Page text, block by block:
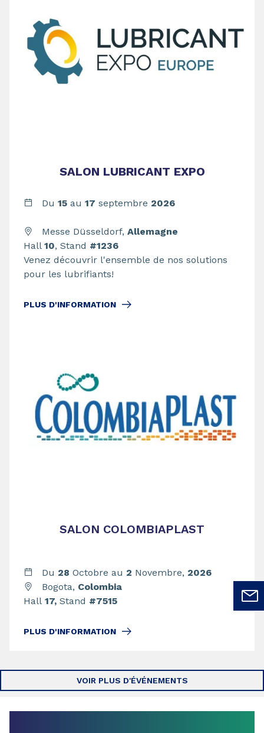
SALON LUBRICANT EXPO
Du 15 au 17 septembre 2026
Messe Düsseldorf, Allemagne
Hall 10, Stand #1236
Venez découvrir l'ensemble de nos solutions
pour les lubrifiants!
PLUS D'INFORMATION
SALON COLOMBIAPLAST
Du 28 Octobre au 2 Novembre, 2026
Bogota, Colombia
Hall 17, Stand #7515
PLUS D'INFORMATION
VOIR PLUS D'ÉVÉNEMENTS